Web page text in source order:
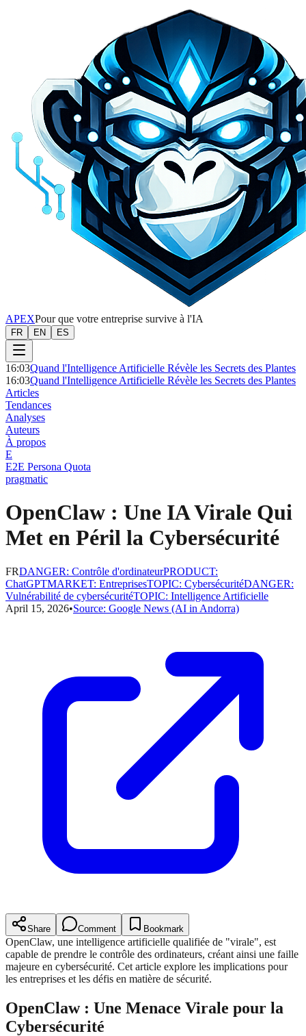
APEXPour que votre entreprise survive à l'IA
FR EN ES
16:03Quand l'Intelligence Artificielle Révèle les Secrets des Plantes
16:03Quand l'Intelligence Artificielle Révèle les Secrets des Plantes
Articles
Tendances
Analyses
Auteurs
À propos
E
E2E Persona Quota
pragmatic
OpenClaw : Une IA Virale Qui
Met en Péril la Cybersécurité
FRDANGER: Contrôle d'ordinateurPRODUCT:
ChatGPTMARKET: EntreprisesTOPIC: CybersécuritéDANGER:
Vulnérabilité de cybersécuritéTOPIC: Intelligence Artificielle
April 15, 2026•Source: Google News (AI in Andorra)
Share Comment Bookmark
OpenClaw, une intelligence artificielle qualifiée de "virale", est
capable de prendre le contrôle des ordinateurs, créant ainsi une faille
majeure en cybersécurité. Cet article explore les implications pour
les entreprises et les défis en matière de sécurité.
OpenClaw : Une Menace Virale pour la
Cybersécurité